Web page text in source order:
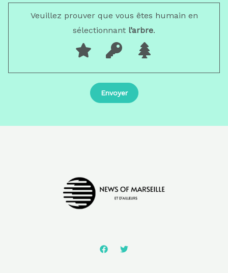
Veuillez prouver que vous êtes humain en
sélectionnant l’arbre.